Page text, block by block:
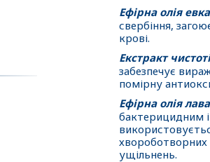
Ефірна олія
свербіння,
крові.
Екстракт
забезпечує
помірну
Ефірна олія
бактерицидним
хвороботворних
ущільнень.